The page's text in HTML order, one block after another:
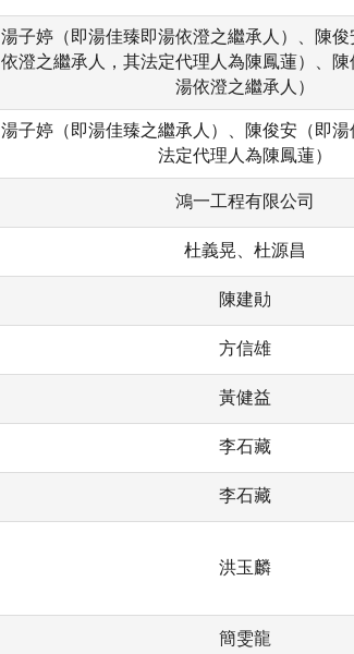
湯子婷（即湯佳臻即湯依澄之繼承人）、陳
依澄之繼承人，其法定代理人為陳鳳蓮）、陳
湯依澄之繼承人）
湯子婷（即湯佳臻之繼承人）、陳俊安（即
法定代理人為陳鳳蓮）
鴻一工程有限公司
杜義晃、杜源昌
陳建勛
方信雄
黃健益
李石藏
李石藏
洪玉麟
簡雯龍